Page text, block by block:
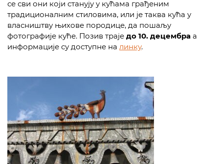
се сви они који станују у кућама грађеним
традиционалним стиловима, или је таква кућа у
власништву њихове породице, да пошаљу
фотографије куће. Позив траје до 10. децембра а
информације су доступне на линку.